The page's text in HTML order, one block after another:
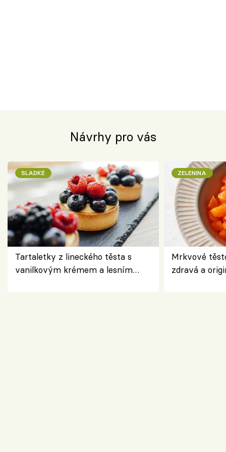
Návrhy pro vás
SLADKÉ
Tartaletky z lineckého těsta s
vanilkovým krémem a lesním
ZELENINA
Mrkvové
zdravá a